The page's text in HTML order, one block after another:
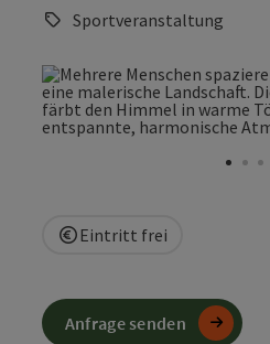
Sportveranstaltung
Eintritt frei
Anfrage senden